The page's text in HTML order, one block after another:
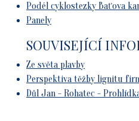
Podél cyklostezky Baťova
Panely
SOUVISEJÍCÍ
Ze světa plavby
Perspektiva těžby lignitu
Důl Jan - Rohatec -